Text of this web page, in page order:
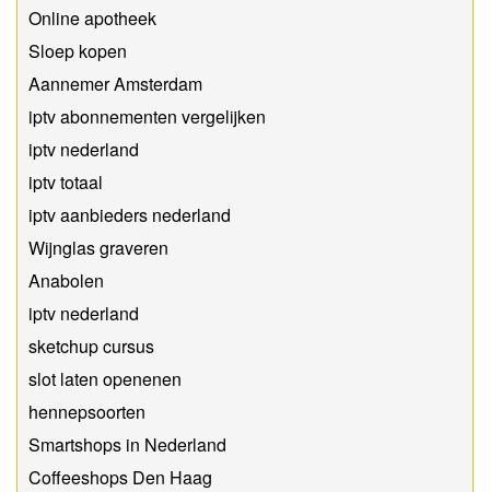
Online apotheek
Sloep kopen
Aannemer Amsterdam
iptv abonnementen vergelijken
iptv nederland
iptv totaal
iptv aanbieders nederland
Wijnglas graveren
Anabolen
iptv nederland
sketchup cursus
slot laten openenen
hennepsoorten
Smartshops in Nederland
Coffeeshops Den Haag